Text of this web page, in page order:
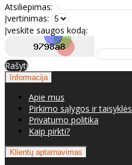
Atsiliepimas:
Įvertinimas:
Įveskite saugos kodą:
Rašyti
Informacija
Apie mus
Pirkimo sąlygos ir taisyklės
Privatumo politika
Kaip pirkti?
Klientų aptarnavimas